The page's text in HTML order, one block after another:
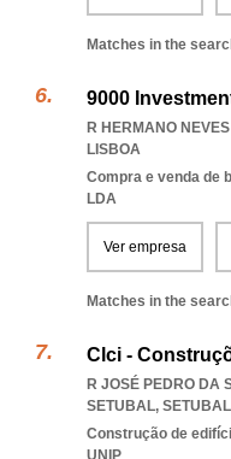
Matches in the
9000
R HERMANO
LISBOA
Compra e venda de
LDA
Ver empresa
Matches in the
Clci -
R JOSÉ PEDRO DA
SETUBAL, SETUBAL
Construção de
UNIP